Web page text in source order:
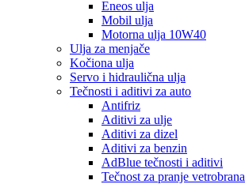
Eneos ulja
Mobil ulja
Motorna ulja 10W40
Ulja za menjače
Kočiona ulja
Servo i hidraulična ulja
Tečnosti i aditivi za auto
Antifriz
Aditivi za ulje
Aditivi za dizel
Aditivi za benzin
AdBlue tečnosti i aditivi
Tečnost za pranje vetrobrana